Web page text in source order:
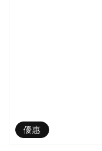
優惠